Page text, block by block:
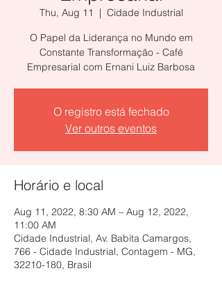
Thu, Aug 11
  |
Cidade Industrial
O Papel da Liderança no Mundo em
Constante Transformação - Café
Empresarial com Ernani Luiz Barbosa
O registro está fechado
Ver outros eventos
Horário e local
Aug 11, 2022, 8:30 AM – Aug 12, 2022,
11:00 AM
Cidade Industrial, Av. Babita Camargos,
766 - Cidade Industrial, Contagem - MG,
32210-180, Brasil